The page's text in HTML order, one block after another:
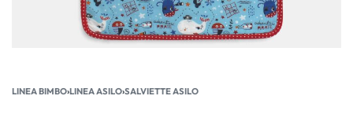
LINEA BIMBO›LINEA ASILO›SALVIETTE ASILO